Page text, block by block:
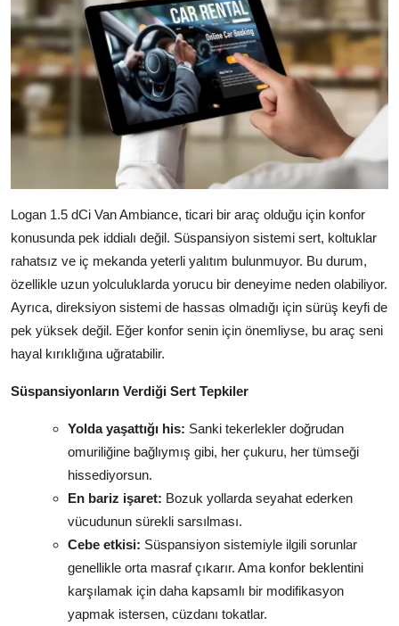
Logan 1.5 dCi Van Ambiance, ticari bir araç olduğu için konfor
konusunda pek iddialı değil. Süspansiyon sistemi sert, koltuklar
rahatsız ve iç mekanda yeterli yalıtım bulunmuyor. Bu durum,
özellikle uzun yolculuklarda yorucu bir deneyime neden olabiliyor.
Ayrıca, direksiyon sistemi de hassas olmadığı için sürüş keyfi de
pek yüksek değil. Eğer konfor senin için önemliyse, bu araç seni
hayal kırıklığına uğratabilir.
Süspansiyonların Verdiği Sert Tepkiler
Yolda yaşattığı his: Sanki tekerlekler doğrudan
omuriliğine bağlıymış gibi, her çukuru, her tümseği
hissediyorsun.
En bariz işaret: Bozuk yollarda seyahat ederken
vücudunun sürekli sarsılması.
Cebe etkisi: Süspansiyon sistemiyle ilgili sorunlar
genellikle orta masraf çıkarır. Ama konfor beklentini
karşılamak için daha kapsamlı bir modifikasyon
yapmak istersen, cüzdanı tokatlar.